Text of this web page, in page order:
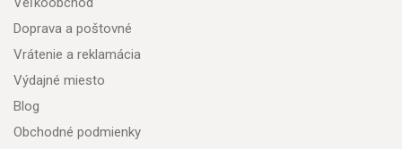
Doprava a poštovné
Vrátenie a reklamácia
Výdajné miesto
Blog
Obchodné podmienky